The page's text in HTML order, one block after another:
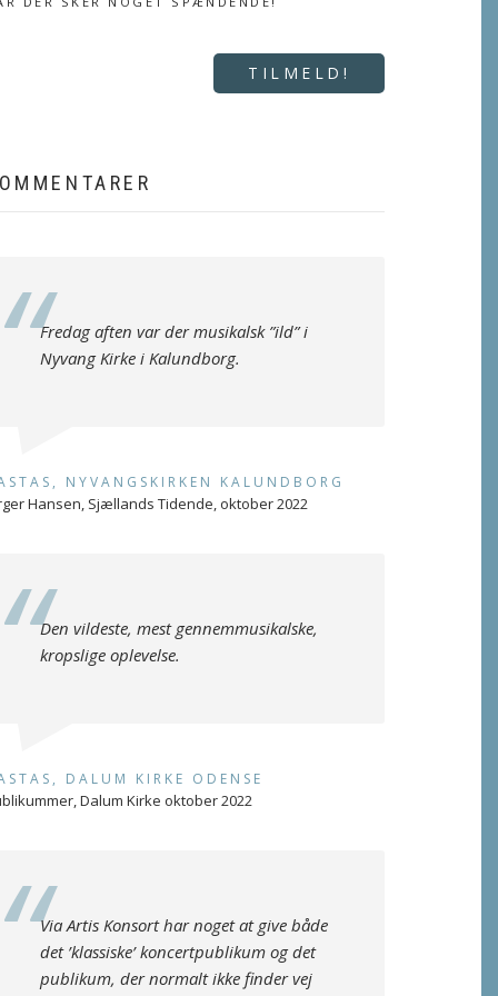
TILMELD!
Fredag aften var der musikalsk ”ild” i
Nyvang Kirke i Kalundborg.
NYVANGSKIRKEN KALUNDBORG
Hansen, Sjællands Tidende, oktober 2022
Den vildeste, mest gennemmusikalske,
kropslige oplevelse.
DALUM KIRKE ODENSE
Dalum Kirke oktober 2022
Via Artis Konsort har noget at give både
det ’klassiske’ koncertpublikum og det
publikum, der normalt ikke finder vej